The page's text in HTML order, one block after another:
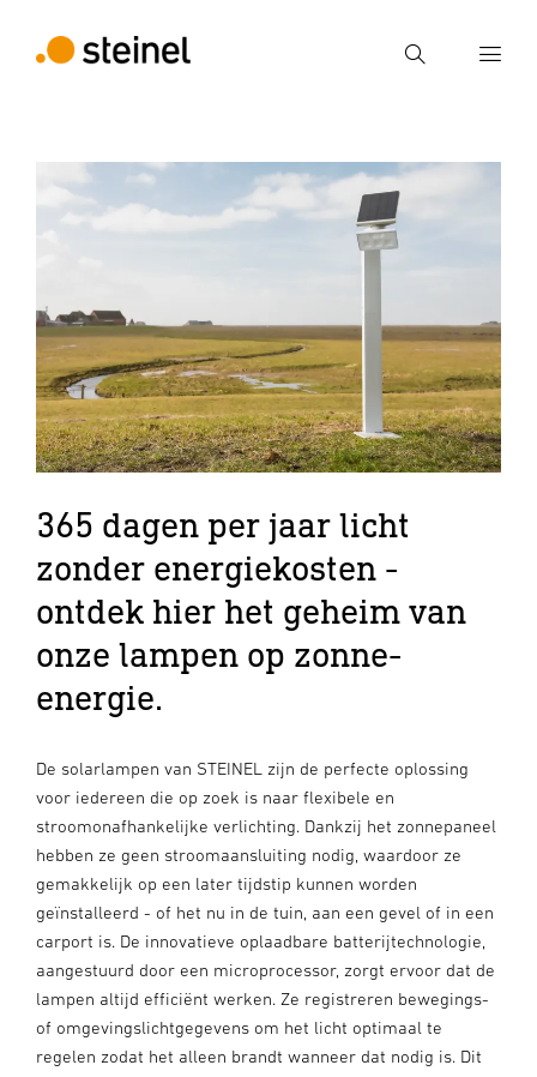
Zoek
Voer een zoekterm in
365 dagen per jaar licht
zonder energiekosten -
ontdek hier het geheim van
onze lampen op zonne-
energie.
De solarlampen van STEINEL zijn de perfecte oplossing
voor iedereen die op zoek is naar flexibele en
stroomonafhankelijke verlichting. Dankzij het zonnepaneel
hebben ze geen stroomaansluiting nodig, waardoor ze
gemakkelijk op een later tijdstip kunnen worden
geïnstalleerd - of het nu in de tuin, aan een gevel of in een
carport is. De innovatieve oplaadbare batterijtechnologie,
aangestuurd door een microprocessor, zorgt ervoor dat de
lampen altijd efficiënt werken. Ze registreren bewegings-
of omgevingslichtgegevens om het licht optimaal te
regelen zodat het alleen brandt wanneer dat nodig is. Dit